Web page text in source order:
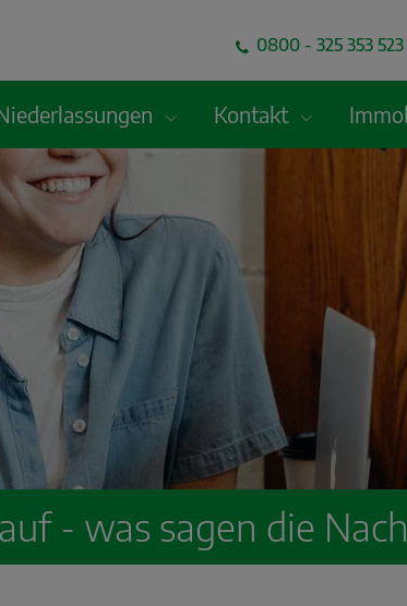
0800 - 325 353
Kontakt
- was sagen die